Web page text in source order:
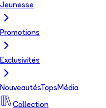
Jeunesse
Promotions
Exclusivités
NouveautésTops Média
Collection